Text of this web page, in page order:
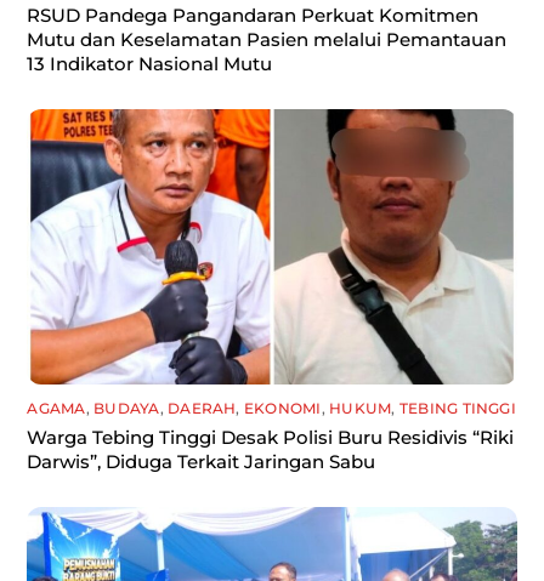
RSUD Pandega Pangandaran Perkuat Komitmen
Mutu dan Keselamatan Pasien melalui Pemantauan
13 Indikator Nasional Mutu
AGAMA, BUDAYA, DAERAH, EKONOMI , HUKUM, TEBING TINGGI
Warga Tebing Tinggi Desak Polisi Buru Residivis “Riki
Darwis”, Diduga Terkait Jaringan Sabu